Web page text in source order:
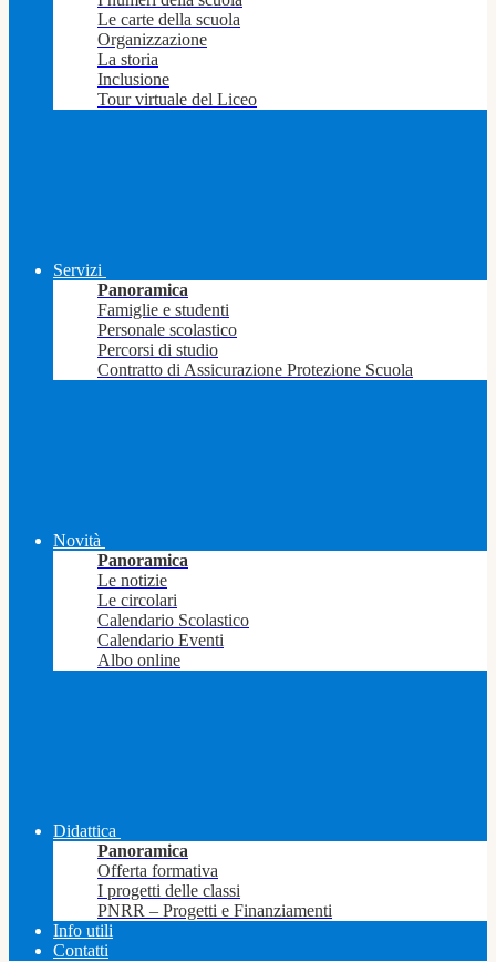
Le carte della scuola
Organizzazione
La storia
Inclusione
Tour virtuale del Liceo
Servizi
Panoramica
Famiglie e studenti
Personale scolastico
Percorsi di studio
Contratto di Assicurazione Protezione Scuola
Novità
Panoramica
Le notizie
Le circolari
Calendario Scolastico
Calendario Eventi
Albo online
Didattica
Panoramica
Offerta formativa
I progetti delle classi
PNRR – Progetti e Finanziamenti
Info utili
Contatti